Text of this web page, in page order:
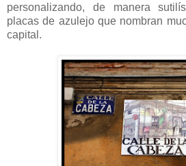
personalizando, de manera
placas de azulejo que nombran
capital.